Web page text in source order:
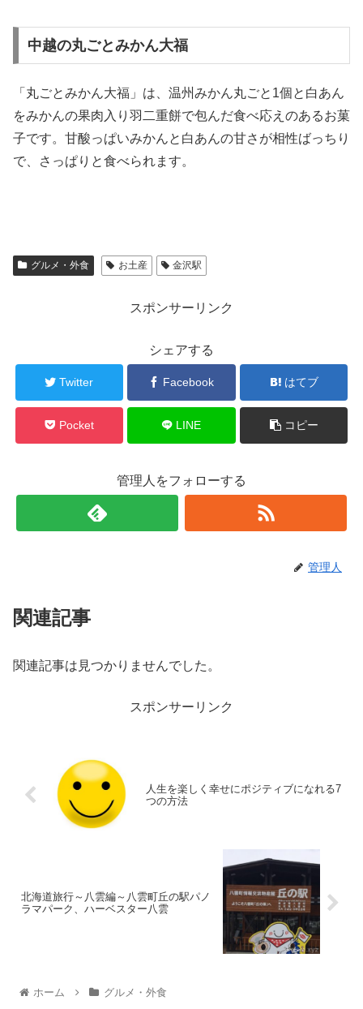
中越の丸ごとみかん大福
「丸ごとみかん大福」は、温州みかん丸ごと1個と白あん
をみかんの果肉入り羽二重餅で包んだ食べ応えのあるお菓
子です。甘酸っぱいみかんと白あんの甘さが相性ばっちり
で、さっぱりと食べられます。
グルメ・外食 お土産 金沢駅
スポンサーリンク
シェアする
Twitter Facebook はてブ
Pocket LINE コピー
管理人をフォローする
管理人
関連記事
関連記事は見つかりませんでした。
スポンサーリンク
人生を楽しく幸せにポジティブになれる7
つの方法
北海道旅行～八雲編～八雲町丘の駅パノ
ラマパーク、ハーベスター八雲
ホーム グルメ・外食